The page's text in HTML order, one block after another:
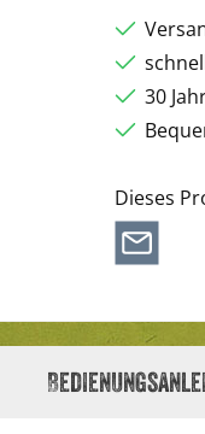
30
Dieses